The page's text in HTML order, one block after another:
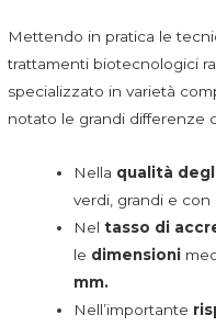
Mettendo in pratica le
trattamenti biotecnologici
specializzato in varietà
notato le grandi differenze
Nella qualità
verdi, grandi e con
Neltasso di
le dimensioni
mm.
Nell’importante